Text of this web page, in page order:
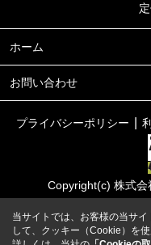
ホーム
お問い合わせ
プライバシーポリシー
Copyright(c) 株式会
当サイトでは、お客様の当サ
して、クッキー（Cookie）を使